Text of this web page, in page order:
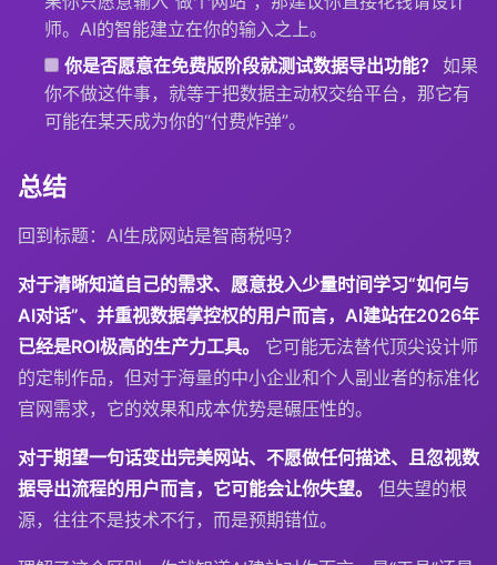
师。AI的智能建立在你的输入之上。
你是否愿意在免费版阶段就测试数据导出功能？
如果
你不做这件事，就等于把数据主动权交给平台，那它有
可能在某天成为你的“付费炸弹”。
总结
回到标题：AI生成网站是智商税吗？
对于清晰知道自己的需求、愿意投入少量时间学习“如何与
AI对话”、并重视数据掌控权的用户而言，AI建站在2026年
已经是ROI极高的生产力工具。
它可能无法替代顶尖设计师
的定制作品，但对于海量的中小企业和个人副业者的标准化
官网需求，它的效果和成本优势是碾压性的。
对于期望一句话变出完美网站、不愿做任何描述、且忽视数
据导出流程的用户而言，它可能会让你失望。
但失望的根
源，往往不是技术不行，而是预期错位。